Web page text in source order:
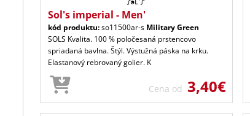
Sol's imperial - Men'
kód produktu:so11500ar-s Military Green
SOLS Kvalita. 100 % poločesaná prstencovo
spriadaná bavlna. Štýl. Výstužná páska na krku.
Elastanový rebrovaný golier. K
Cena od 3,40€